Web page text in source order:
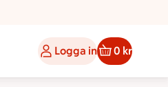
Logga in 0 kr